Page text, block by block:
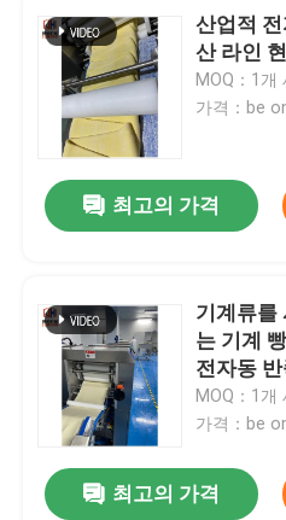
제품
우리에 대하여
공장 여행
산업적
산 라인
MOQ：1개
가격：be
최고의 가격
기계류를
는 기계 빵집 퍼프를 만드는 1T/H
전자동
MOQ：1개
가격：be
최고의 가격